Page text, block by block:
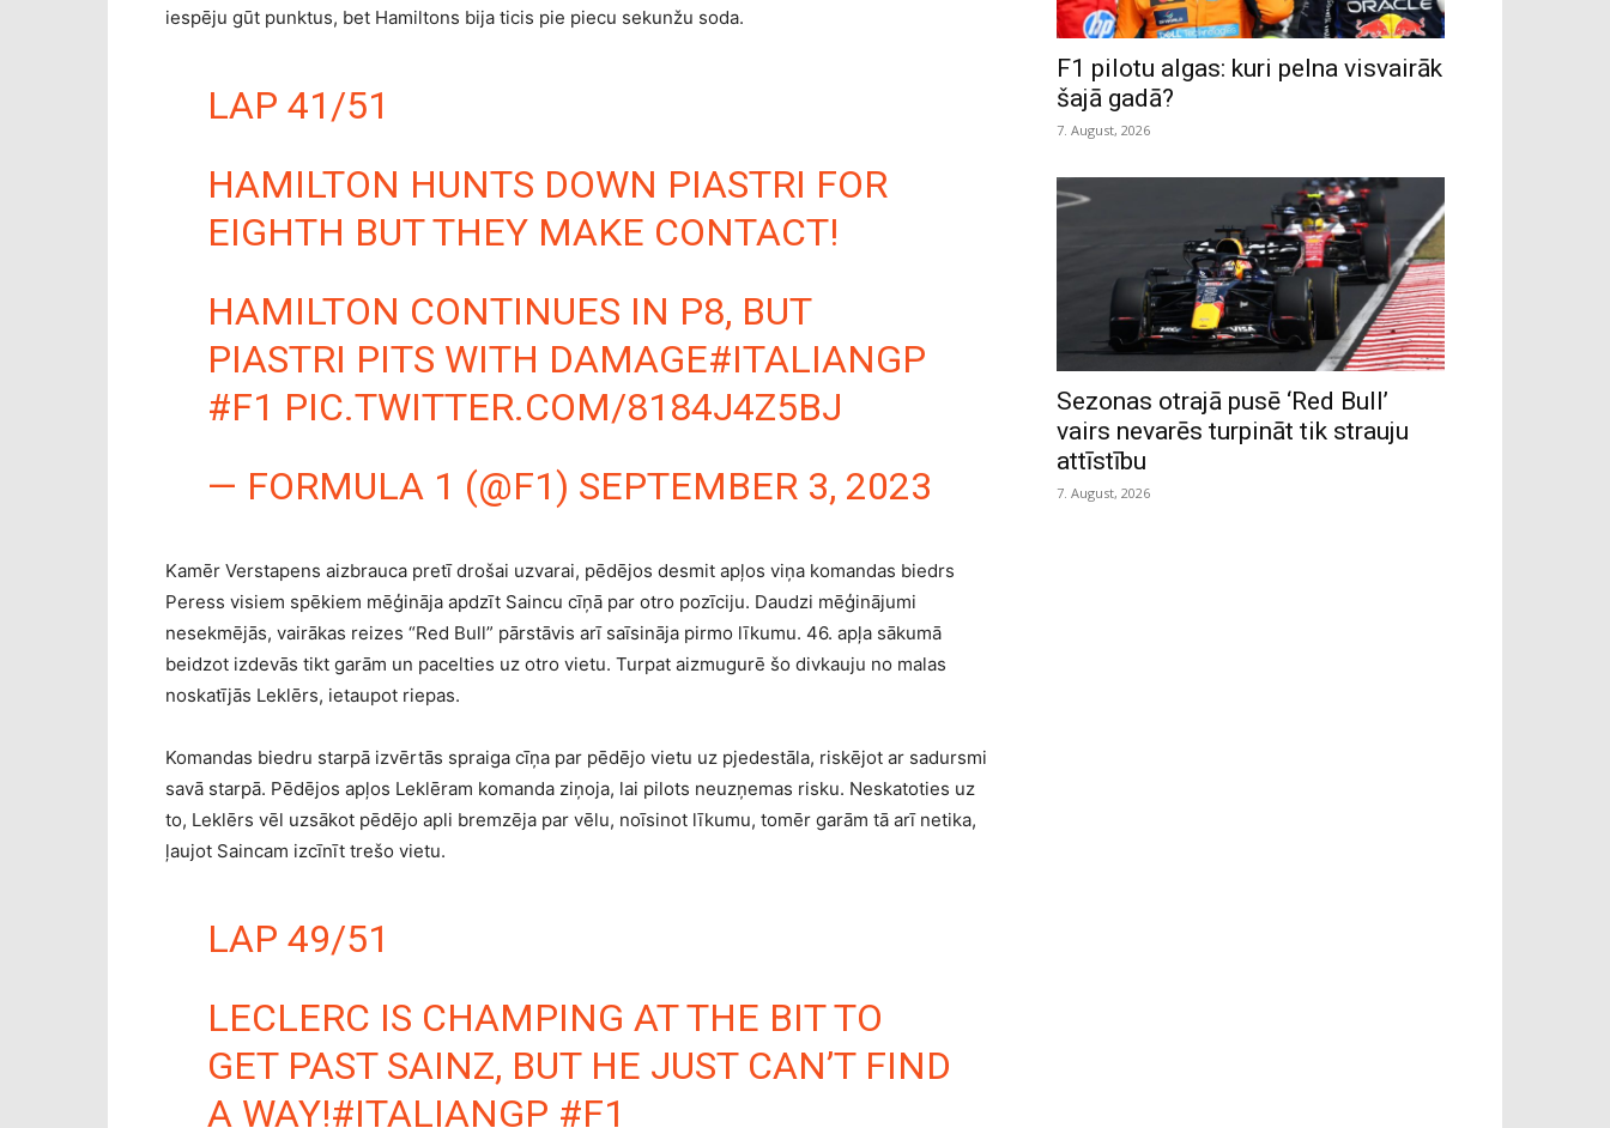
iespēju gūt punktus, bet Hamiltons bija ticis pie piecu sekunžu soda.
LAP 41/51
HAMILTON HUNTS DOWN PIASTRI FOR
EIGHTH BUT THEY MAKE CONTACT!
HAMILTON CONTINUES IN P8, BUT
PIASTRI PITS WITH DAMAGE#ITALIANGP
#F1 PIC.TWITTER.COM/8184J4Z5BJ
— FORMULA 1 (@F1) SEPTEMBER 3, 2023
Kamēr Verstapens aizbrauca pretī drošai uzvarai, pēdējos desmit apļos viņa komandas biedrs
Peress visiem spēkiem mēģināja apdzīt Saincu cīņā par otro pozīciju. Daudzi mēģinājumi
nesekmējās, vairākas reizes “Red Bull” pārstāvis arī saīsināja pirmo līkumu. 46. apļa sākumā
beidzot izdevās tikt garām un pacelties uz otro vietu. Turpat aizmugurē šo divkauju no malas
noskatījās Leklērs, ietaupot riepas.
Komandas biedru starpā izvērtās spraiga cīņa par pēdējo vietu uz pjedestāla, riskējot ar sadursmi
savā starpā. Pēdējos apļos Leklēram komanda ziņoja, lai pilots neuzņemas risku. Neskatoties uz
to, Leklērs vēl uzsākot pēdējo apli bremzēja par vēlu, noīsinot līkumu, tomēr garām tā arī netika,
ļaujot Saincam izcīnīt trešo vietu.
LAP 49/51
LECLERC IS CHAMPING AT THE BIT TO
GET PAST SAINZ, BUT HE JUST CAN’T FIND
A WAY!#ITALIANGP #F1
F1 pilotu algas: kuri pelna visvairāk
šajā gadā?
7. August, 2026
Sezonas otrajā pusē ‘Red Bull’
vairs nevarēs turpināt tik strauju
attīstību
7. August, 2026